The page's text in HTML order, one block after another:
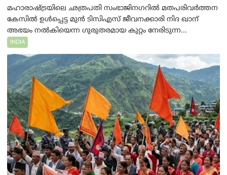
മഹാരാഷ്ട്രയിലെ ഛത്രപതി സംഭാജിനഗറിൽ മതപരിവർത്തന
കേസിൽ ഉൾപ്പെട്ട മുൻ ടിസിഎസ് ജീവനക്കാരി നിദ ഖാന്
അഭയം നൽകിയെന്ന ഗുരുതരമായ കുറ്റം നേരിടുന്ന...
INDIA